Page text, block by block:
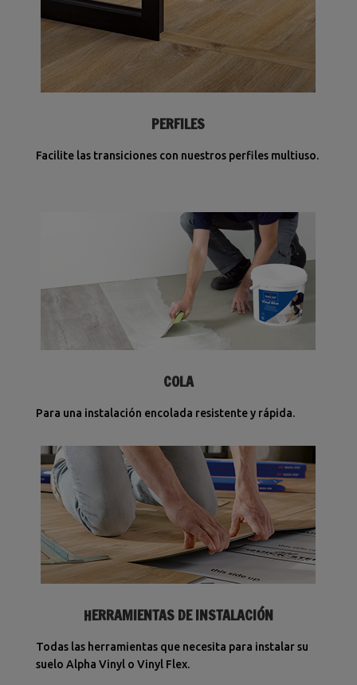
PERFILES
Facilite las transiciones con nuestros perfiles multiuso.
COLA
Para una instalación encolada resistente y rápida.
HERRAMIENTAS DE INSTALACIÓN
Todas las herramientas que necesita para instalar su
suelo Alpha Vinyl o Vinyl Flex.